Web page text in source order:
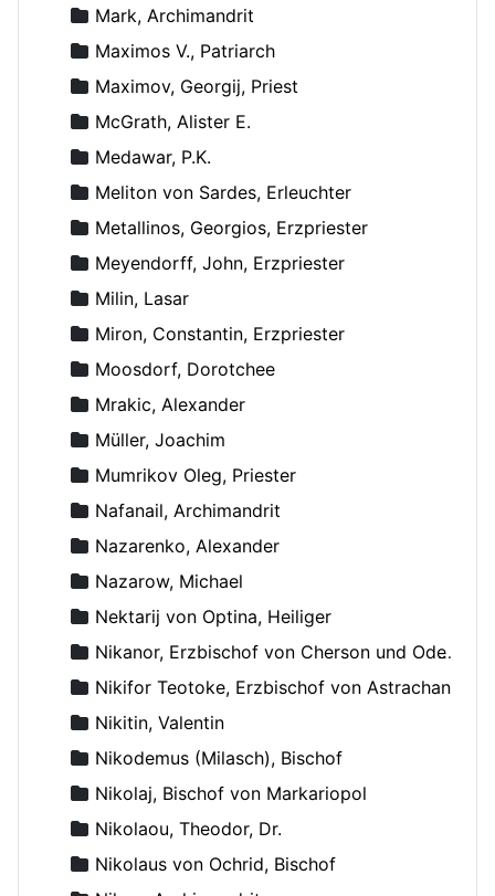
Mark, Archimandrit
Maximos V., Patriarch
Maximov, Georgij, Priest
McGrath, Alister E.
Medawar, P.K.
Meliton von Sardes, Erleuchter
Metallinos, Georgios, Erzpriester
Meyendorff, John, Erzpriester
Milin, Lasar
Miron, Constantin, Erzpriester
Moosdorf, Dorotchee
Mrakic, Alexander
Müller, Joachim
Mumrikov Oleg, Priester
Nafanail, Archimandrit
Nazarenko, Alexander
Nazarow, Michael
Nektarij von Optina, Heiliger
Nikanor, Erzbischof von Cherson und Odessa
Nikifor Teotoke, Erzbischof von Astrachan
Nikitin, Valentin
Nikodemus (Milasch), Bischof
Nikolaj, Bischof von Markariopol
Nikolaou, Theodor, Dr.
Nikolaus von Ochrid, Bischof